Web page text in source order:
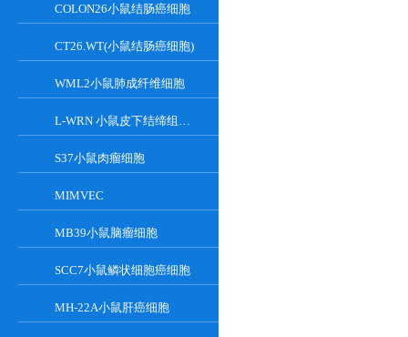
COLON26小鼠结肠癌细胞
CT26.WT(小鼠结肠癌细胞)
WML2小鼠肺成纤维细胞
L-WRN 小鼠皮下结缔组织细胞系
S37小鼠肉瘤细胞
MIMVEC
MB39小鼠脑瘤细胞
SCC7小鼠鳞状细胞癌细胞
MH-22A小鼠肝癌细胞